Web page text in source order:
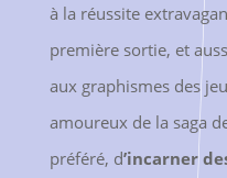
à la réussite
première sortie, et
aux graphismes des
amoureux de la saga
préféré, d’incarner